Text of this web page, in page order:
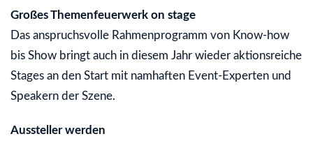
Großes Themenfeuerwerk on stage
Das anspruchsvolle Rahmenprogramm von Know-how
bis Show bringt auch in diesem Jahr wieder aktionsreiche
Stages an den Start mit namhaften Event-Experten und
Speakern der Szene.
Aussteller werden